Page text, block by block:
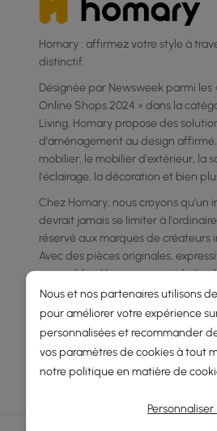
Homary : affirmez votre style à
distinctif.
Désignée par Newsweek parmi les
Online Shops 2024 » dans la
Living, Homary propose des
d'aménagement au design
mobilier, le mobilier d'extérieur, la
l'éclairage, la décoration et bien
Chez Homary, nous croyons qu'un
devrait jamais se limiter à
réservé aux marques de créateurs
Avec des pièces originales,
accessibles, Homary vous aide à
qui reflète votre personnalité,
façon de vivre.
Nous et nos partenaires utilisons
pour améliorer votre expérience
personnalisées et recommander
vos paramètres de cookies à tout
notrepolitique en matière de